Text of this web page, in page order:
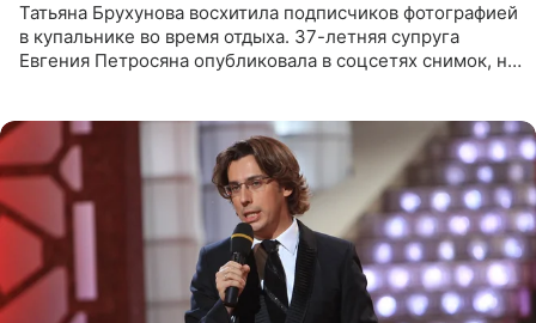
Татьяна Брухунова восхитила подписчиков фотографией
в купальнике во время отдыха. 37-летняя супруга
Евгения Петросяна опубликовала в соцсетях снимок, на